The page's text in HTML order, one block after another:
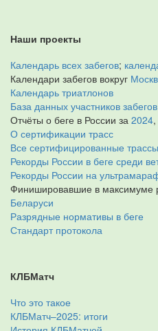
Наши проекты
Календарь всех забегов;
Календари забегов вокруг
Календарь триатлонов
База данных участников забегов
Отчёты о беге в России за 2024,
О сертификации трасс
Все сертифицированные
Рекорды России в беге среди
Рекорды России на
Финишировавшие в максимуме
Беларуси
Разрядные нормативы в беге
Стандарт протокола
КЛБМатч
Что это такое
КЛБМатч–2025: итоги